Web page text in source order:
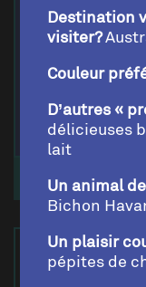
AUSTIN WU
Destination
visiter?
Couleur
D’autres «
délicieuses
lait
Un animal
Bichon
Un plaisir
pépites de